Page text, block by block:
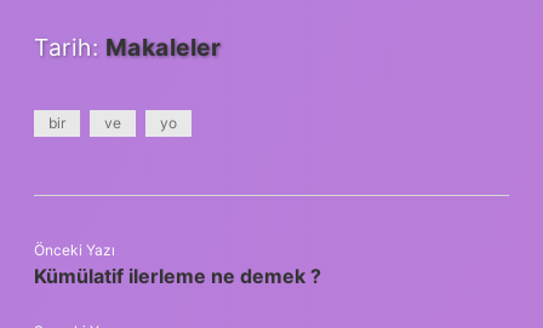
Tarih: Makaleler
bir ve yo
Önceki Yazı
Kümülatif ilerleme ne demek ?